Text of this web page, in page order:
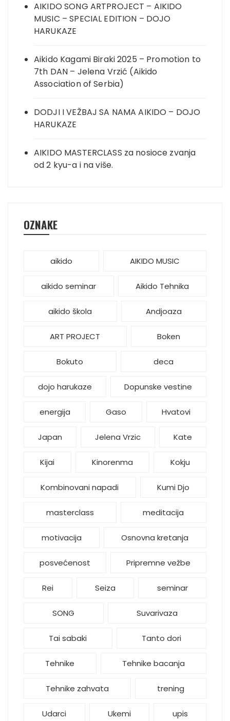
AIKIDO SONG ARTPROJECT – AIKIDO
MUSIC – SPECIAL EDITION – DOJO
HARUKAZE
Aikido Kagami Biraki 2025 – Promotion to
7th DAN – Jelena Vrzić (Aikido
Association of Serbia)
DODJI I VEŽBAJ SA NAMA AIKIDO – DOJO
HARUKAZE
AIKIDO MASTERCLASS za nosioce zvanja
od 2 kyu-a i na više.
OZNAKE
aikido AIKIDO MUSIC
aikido seminar Aikido Tehnika
aikido škola Andjoaza
ART PROJECT Boken
Bokuto deca
dojo harukaze Dopunske vestine
energija Gaso Hvatovi
Japan Jelena Vrzic Kate
Kijai Kinorenma Kokju
Kombinovani napadi Kumi Djo
masterclass meditacija
motivacija Osnovna kretanja
posvećenost Pripremne vežbe
Rei Seiza seminar
SONG Suvarivaza
Tai sabaki Tanto dori
Tehnike Tehnike bacanja
Tehnike zahvata trening
Udarci Ukemi upis